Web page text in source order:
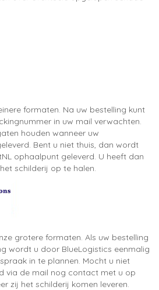
formaten. Na uw bestelling kunt
in uw mail verwachten.
houden wanneer uw
Bent u niet thuis, dan wordt
ophaalpunt geleverd. U heeft dan
schilderij op te halen.
grotere formaten. Als uw bestelling
wordt u door BlueLogistics eenmalig
in te plannen. Mocht u niet
via de mail nog contact met u op
zij het schilderij komen leveren.